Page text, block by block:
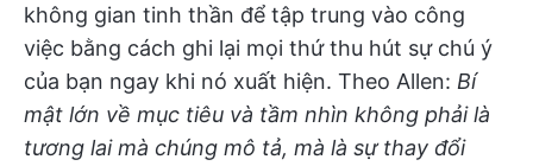
không gian tinh thần để tập trung vào công
việc bằng cách ghi lại mọi thứ thu hút sự chú ý
của bạn ngay khi nó xuất hiện. Theo Allen: Bí
mật lớn về mục tiêu và tầm nhìn không phải là
tương lai mà chúng mô tả, mà là sự thay đổi